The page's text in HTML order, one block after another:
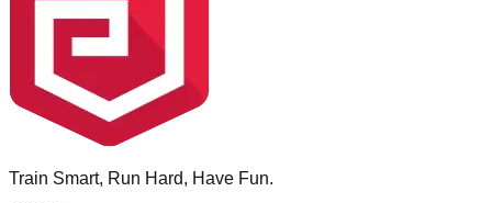
Train Smart, Run Hard, Have Fun.